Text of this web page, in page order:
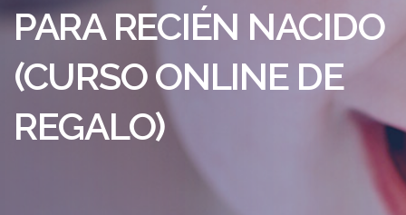
PARA RECIÉN NACIDO
(CURSO ONLINE DE
REGALO)